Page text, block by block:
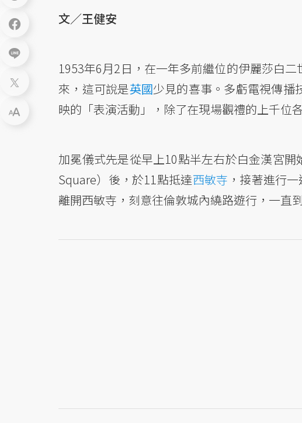
文／王健安
1953年6月2日，在一年多前繼位的伊麗莎白
來，這可說是英國少見的喜事。多虧電視傳播
映的「表演活動」，除了在現場觀禮的上千位
加冕儀式先是從早上10點半左右於白金漢宮開
Square）後，於11點抵達西敏寺 ，接著進行
離開西敏寺，刻意往倫敦城內繞路遊行，一直